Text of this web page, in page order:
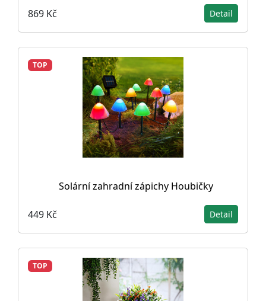
869 Kč Detail
TOP
Solární zahradní zápichy Houbičky
449 Kč Detail
TOP